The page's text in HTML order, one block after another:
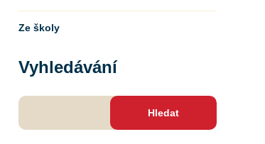
Ze školy
Vyhledávání